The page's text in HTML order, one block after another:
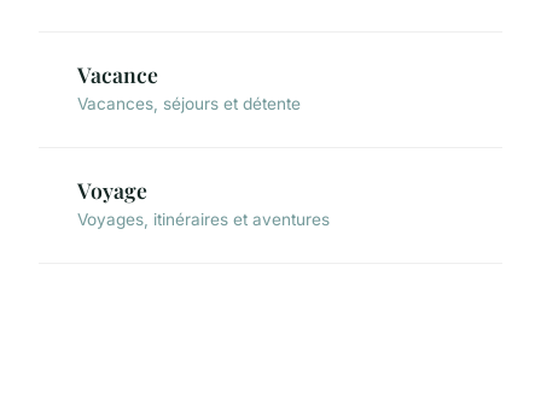
Vacance
Vacances, séjours et détente
Voyage
Voyages, itinéraires et aventures